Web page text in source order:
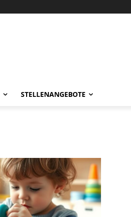
STELLENANGEBOTE